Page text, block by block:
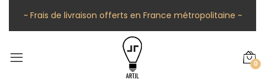
~ Frais de livraison offerts en France métropolitaine ~
0